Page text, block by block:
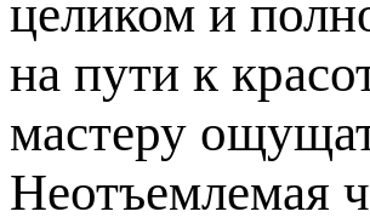
целиком и
на пути к
мастеру
Неотъемлемая